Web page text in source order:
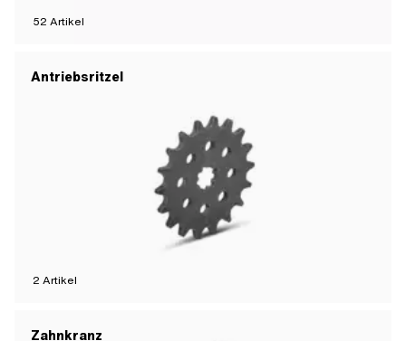
52 Artikel
Antriebsritzel
2 Artikel
Zahnkranz